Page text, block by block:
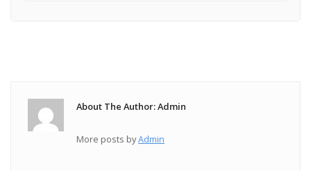
About The Author: Admin
More posts byAdmin